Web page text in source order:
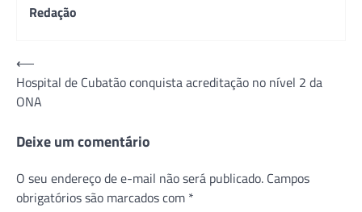
Redação
Navegação
de
Post
⟵
Hospital de Cubatão conquista acreditação no nível 2 da
ONA
Deixe um comentário
O seu endereço de e-mail não será publicado. Campos
obrigatórios são marcados com *